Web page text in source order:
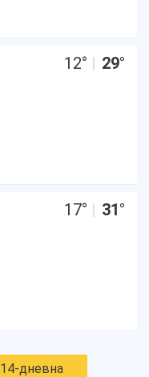
12° | 29°
17° | 31°
14-дневна